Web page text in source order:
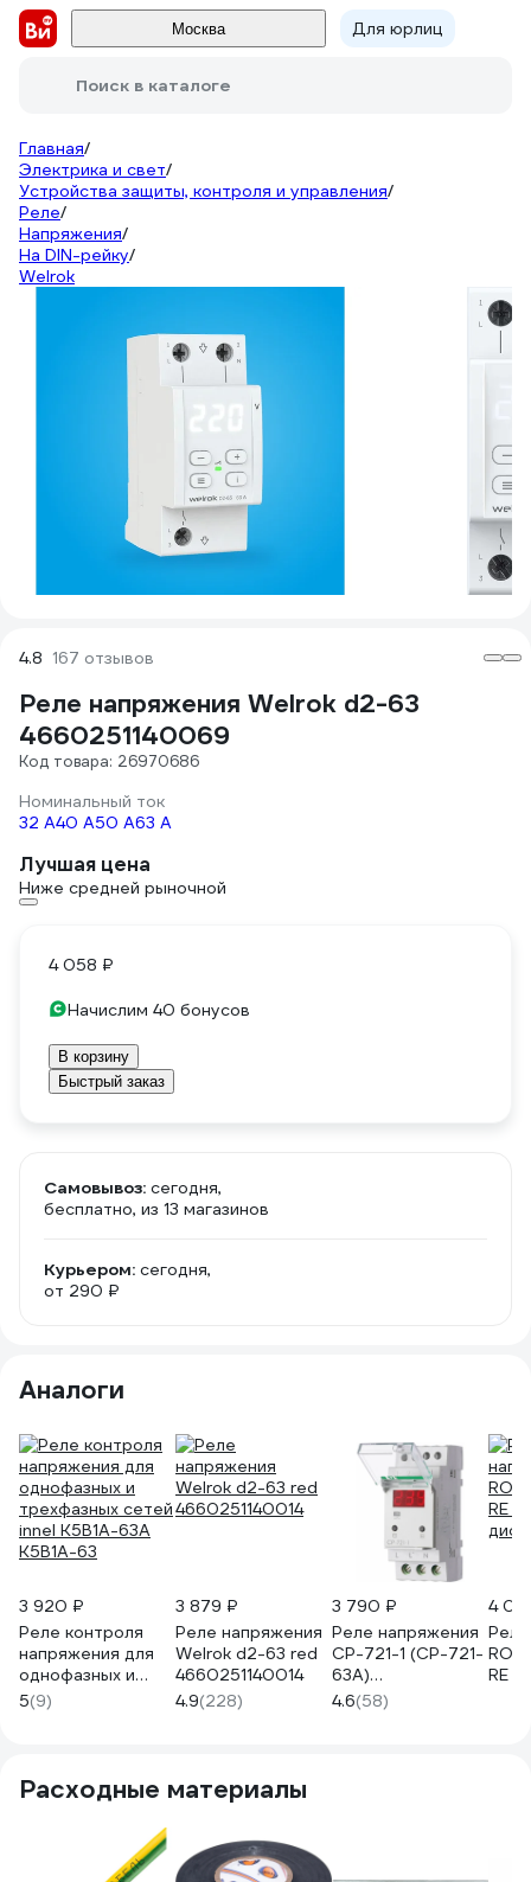
Москва Для юрлиц
Поиск в каталоге
Главная/
Электрика и свет/
Устройства защиты, контроля и управления/
Реле/
Напряжения/
На DIN-рейку/
Welrok
4.8 167 отзывов
Реле напряжения Welrok d2-63
4660251140069
Код товара: 26970686
Номинальный ток
32 А40 А50 А63 А
Лучшая цена
Ниже средней рыночной
4 058 ₽
Начислим 40 бонусов
В корзину
Быстрый заказ
Самовывоз: сегодня,
бесплатно, из 13 магазинов
Курьером: сегодня,
от 290 ₽
Аналоги
3 920 ₽
Реле контроля
напряжения для
однофазных и
трехфазных сетей
innel K5B1A-63A
5(9)
3 879 ₽
Реле напряжения
Welrok d2-63 red
4660251140014
4.9(228)
3 790 ₽
Реле напряжения
CP-721-1 (CP-721-
63A)
Евроавтоматика
F&F EA04.009.013
4.6(58)
4
RE
Расходные материалы